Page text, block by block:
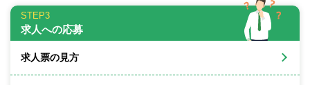
STEP3
求人への応募
求人票の見方